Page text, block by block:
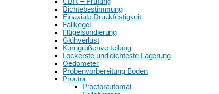
Dichtebestimmung
Einaxiale Druckfestigkeit
Fallkegel
Flügelsondierung
Glühverlust
Korngrößenverteilung
Lockerste und dichteste Lagerung
Oedometer
Probenvorbereitung Boden
Proctor
Proctorautomat